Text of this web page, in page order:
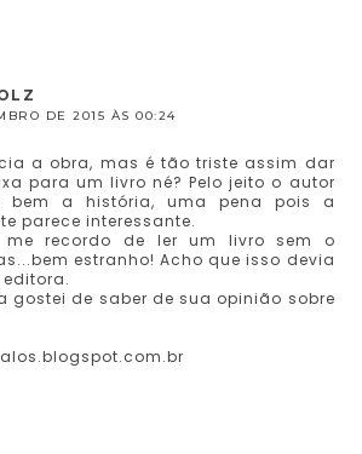
DE 2015 ÀS 00:24
a obra, mas é tão triste assim dar
para um livro né? Pelo jeito o autor
bem a história, uma pena pois a
parece interessante.
me recordo de ler um livro sem o
estranho! Acho que isso devia
gostei de saber de sua opinião sobre